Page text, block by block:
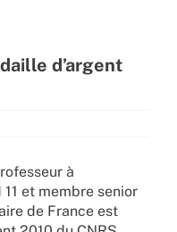
d’argent
à
11 et membre senior
de France est